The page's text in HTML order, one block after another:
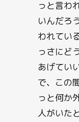
っと言わ
いんだろ
われてい
っさにど
あげてい
で、この
っと何か
人がいた